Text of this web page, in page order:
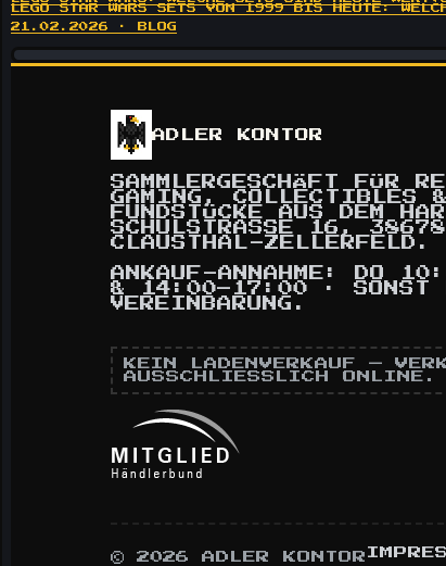
LEGO STAR WARS SETS VON 1999 BIS HEUTE:
21.02.2026 · BLOG
ADLER KONTOR
SAMMLERGESCHÄFT FÜR
GAMING, COLLECTIBLES &
FUNDSTÜCKE AUS DEM
SCHULSTRASSE 16, 38678 C
LAUSTHAL-ZELLERFELD.
ANKAUF-ANNAHME: DO
& 14:00–17:00 · SONST
VEREINBARUNG.
KEIN LADENVERKAUF —
AUSSCHLIESSLICH ONLINE.
© 2026 ADLER KONTOR